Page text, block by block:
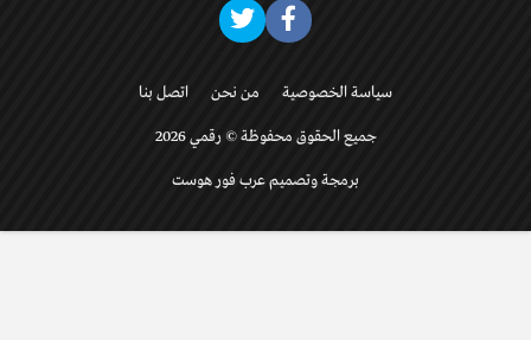
سياسة الخصوصية من نحن اتصل بنا
جميع الحقوق محفوظة © رقمي 2026
برمجة وتصميم عرب فور هوست